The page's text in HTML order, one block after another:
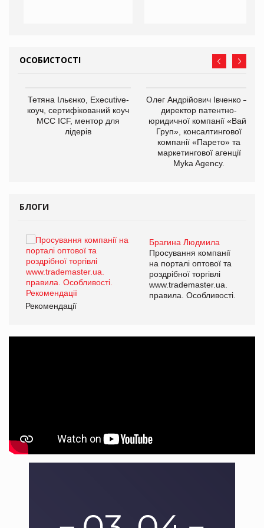
ОСОБИСТОСТІ
Тетяна Ільєнко, Executive-
коуч, сертифікований коуч
МСС ICF, ментор для
лідерів
Олег Андрійович Івченко —
директор патентно-
юридичної компанії «Вайз
Груп», консалтингової
компанії «Парето» та
маркетингової агенції
Myka Agency.
БЛОГИ
Брагина Людмила
Просування компанії
на порталі оптової та
роздрібної торгівлі
www.trademaster.ua.
правила. Особливості.
Рекомендації